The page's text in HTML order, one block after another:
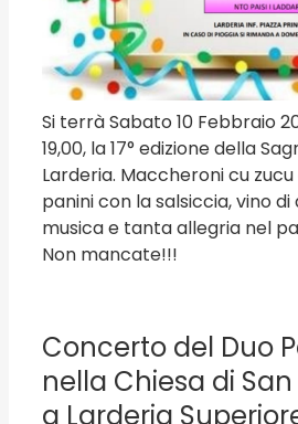
Si terrà Sabato 10 Febbraio
19,00, la 17° edizione della
Larderia. Maccheroni cu
panini con la salsiccia, vino di
musica e tanta allegria nel
Non mancate!!!
Concerto del Duo
nella Chiesa di
a Larderia